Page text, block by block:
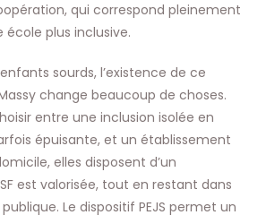
qui correspond pleinement
école plus inclusive.
sourds, l’existence de ce
change beaucoup de choses.
entre une inclusion isolée en
épuisante, et un établissement
elles disposent d’un
est valorisée, tout en restant dans
Le dispositif PEJS permet un